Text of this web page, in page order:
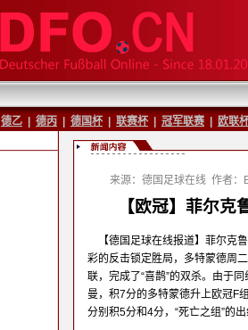
德乙 德丙 德国杯 联赛杯 冠军联赛 欧联
来源：德国足球在线 作者：
【欧冠】菲尔克
【德国足球在线报道】菲尔克
彩的反击锁定胜局，多特蒙德周
联，完成了“喜鹊”的双杀。由于
曼，积7分的多特蒙德升上欧冠F
分别积5分和4分，“死亡之组”的